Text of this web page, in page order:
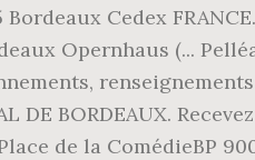
Cedex
Opernhaus (...
DE BORDEAUX.
de la ComédieBP